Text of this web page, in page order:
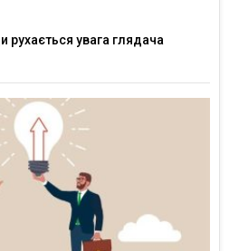
рухається увага глядача